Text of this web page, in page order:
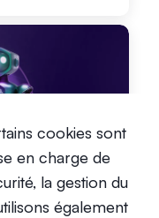
de la
2024
cookies sont
en charge de
la gestion du
également